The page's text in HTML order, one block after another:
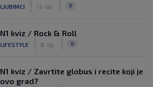
LJUBIMCI 13. lip. 0
N1 kviz / Rock & Roll
LIFESTYLE 8. lip. 0
N1 kviz / Zavrtite globus i recite koji je
ovo grad?